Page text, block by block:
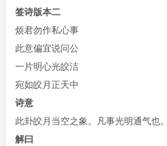
签诗版本二
烦君勿作私心事
此意偏宜说问公
一片明心光皎洁
宛如皎月正天中
诗意
此卦皎月当空之象。凡事光明通气也。
解曰